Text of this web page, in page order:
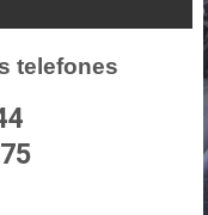
telefones